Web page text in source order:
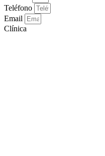
Teléfono
Email
Clínica